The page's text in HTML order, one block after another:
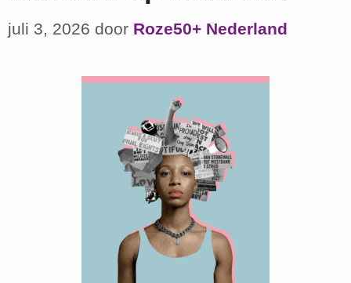
juli 3, 2026 door Roze50+ Nederland